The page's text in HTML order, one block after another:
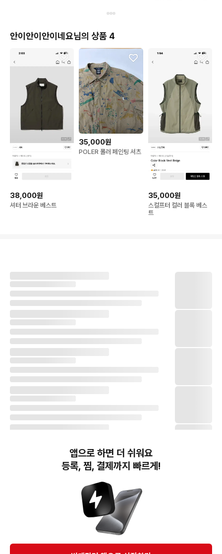
안이안이안이네요님의 상품 4
38,000원
셔터 브라운 베스트
35,000원
POLER 폴러 페인팅 셔츠
35,000원
스컬프터 컬러 블록 베스
트
번개장터(주) 사업자정보, 이용약관 및 기타 법적고지
번개장터㈜는 통신판매중개자이며, 통신판매의 당사자가 아닙니다. 전자상거래 등에서의
소비자보호에 관한 법률 등 관련 법령 및 번개장터㈜의 약관에 따라 상품, 상품정보, 거래에 관한 책임은
개별 판매자에게 귀속하고, 번개장터㈜는 원칙적으로 회원간 거래에 대하여 책임을 지지 않습니다.
다만, 번개장터㈜가 직접 판매하는 상품에 대한 책임은 번개장터㈜에게 귀속합니다.
앱으로 하면 더 쉬워요
등록, 찜, 결제까지 빠르게!